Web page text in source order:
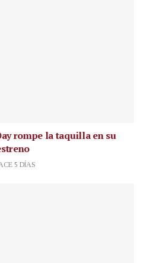
rompe la taquilla en su
5 DÍAS